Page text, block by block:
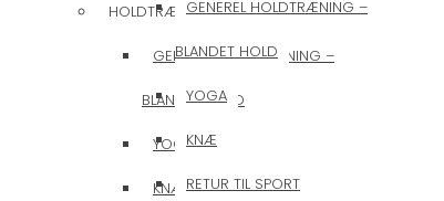
GENEREL HOLDTRÆNING –
BLANDET HOLD
YOGA
KNÆ
RETUR TIL SPORT
HOLDTRÆNING
GENEREL HOLDTRÆNING –
BLANDET HOLD
YOGA
KNÆ